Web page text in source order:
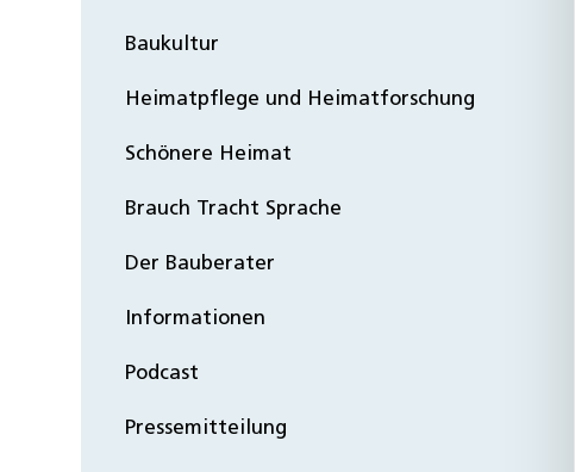
Baukultur
Heimatpflege und Heimatforschung
Schönere Heimat
Brauch Tracht Sprache
Der Bauberater
Informationen
Podcast
Pressemitteilung